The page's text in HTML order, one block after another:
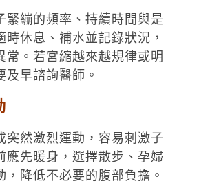
緊繃的頻率、持續時間與是
時休息、補水並記錄狀況，
常。若宮縮越來越規律或明
及早諮詢醫師。
突然激烈運動，容易刺激子
應先暖身，選擇散步、孕婦
，降低不必要的腹部負擔。